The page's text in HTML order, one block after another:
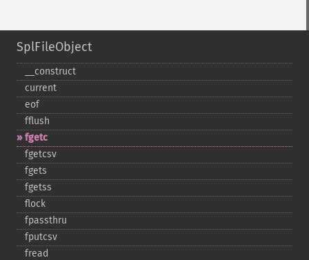
SplFileObject
_​_​construct
current
eof
fflush
fgetc
fgetcsv
fgets
fgetss
flock
fpassthru
fputcsv
fread